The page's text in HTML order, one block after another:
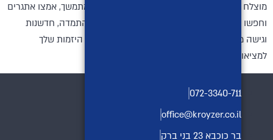
מוצלח ובר קיימא. זכרו, יזמות היא תהליך למידה מתמשך, אמצו אתגרים
וחפשו הדרכה ממנטורים או רשתות עסקיות. עם התמדה, חדשנות
וגישה ממוקדת לקוח, אתה יכול להפוך את חלומות היזמות שלך
למציאות משגשגת.
072-3340-711
office@kroyzer.co.il
בר כוכבא 23 בני ברק